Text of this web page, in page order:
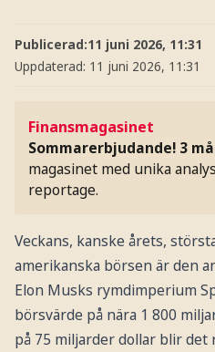
Publicerad:11 juni 2026, 11:31
Uppdaterad: 11 juni 2026, 11:31
Finansmagasinet
Sommarerbjudande! 3
magasinet med unika
reportage.
Veckans, kanske årets,
amerikanska börsen är den
Elon Musks rymdimperium
börsvärde på nära 1 800
på 75 miljarder dollar blir